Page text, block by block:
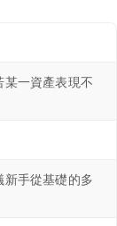
一資產表現不
手從基礎的多